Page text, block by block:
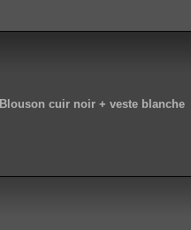
Blouson cuir noir + veste blanche